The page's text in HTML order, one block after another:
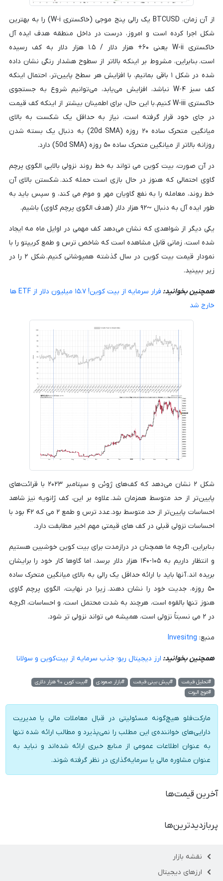
از آن زمان، BTCUSD یک رالی پنج موجی (خاکستری W-i) را به بهترین
شکل اجرا کرده است و امروز، درست در داخل منطقه هدف ایده آل
خاکستری W-ii یعنی ۶۰+ هزار دلار / ۱.۵ هزار دلار به کف رسیده
است. بنابراین، مشروط بر اینکه بالاتر از سطوح هشدار رنگی نشان داده
شده در شکل ۱ باقی بمانیم، با افزایش هر سطح پایین‌تر، احتمال اینکه
کف سبز W-۴ نباشد، افزایش می‌یابد، می‌توانیم شروع به جستجوی
خاکستری W-iii کنیم. با این حال، برای اطمینان بیشتر از اینکه کف قیمت
در جای خود قرار گرفته است، نیاز به حداقل یک شکست به بالای
میانگین متحرک ساده ۲۰ روزه (20d SMA) به دنبال یک بسته شدن
روزانه بالاتر از میانگین متحرک ساده ۵۰ روزه (50d SMA) دارد.
در آن صورت، بیت کوین می تواند به خط روند نزولی بالایی الگوی پرچم
گاوی احتمالی که هنوز در حال بازی است حمله کند. شکستن بالای آن
خط روند، معامله را به نفع گاویان مهر و موم می کند، و سپس باید به
طور ایده آل به دنبال ~۹۲ هزار دلار (هدف الگوی پرچم گاوی) باشیم.
یکی دیگر از شواهدی که نشان می‌دهد کف مهمی در اوایل ماه مه ایجاد
شده است، زمانی قابل مشاهده است که شاخص ترس و طمع کریپتو را با
نمودار قیمت بیت کوین در سال گذشته همپوشانی کنیم. شکل ۲ را در
زیر ببینید.
همچنین بخوانید:
فرار سرمایه از بیت کوین! ۱۵.۷ میلیون دلار از ETF ها
خارج شد
شکل ۲ نشان می‌دهد که کف‌های ژوئن و سپتامبر ۲۰۲۳ با قرائت‌های
پایین‌تر از حد متوسط همزمان شد. علاوه بر این، کف ژانویه نیز شاهد
احساسات پایین‌تر از حد متوسط بود. عدد ترس و طمع ۲ می که ۴۲ بود با
احساسات نزولی قبلی در کف های قیمتی مهم اخیر مطابقت دارد.
بنابراین، اگرچه ما همچنان در درازمدت برای بیت کوین خوشبین هستیم
و انتظار داریم به ۱۰۵-۱۴۰ هزار دلار برسد، اما گاوها کار خود را برایشان
بریده اند. آنها باید با ارائه حداقل یک رالی به بالای میانگین متحرک ساده
۵۰ روزه، جدیت خود را نشان دهند. زیرا در نهایت، الگوی پرچم گاوی
هنوز تنها بالقوه است، هرچند به شدت محتمل است، و احساسات، اگرچه
در ۲ می نسبتاً نزولی است، همیشه می تواند نزولی تر شود.
منبع: Invesitng
همچنین بخوانید: ارز دیجیتال ربو؛ جذب سرمایه از بیت‌کوین و سولانا
#تحلیل قیمت #پیش بینی قیمت #بازار صعودی
#بیت کوین ۹۰ هزار دلاری
#موج الیوت
مارکت‌فلو هیچ‌گونه مسئولیتی در قبال معاملات مالی یا مدیریت
دارایی‌های خواننده‌ی این مطلب را نمی‌پذیرد و مطالب ارائه شده تنها
به عنوان اطلاعات عمومی از منابع خبری ارائه شده‌اند و نباید به
عنوان مشاوره مالی یا سرمایه‌گذاری در نظر گرفته شوند.
آخرین قیمت‌ها
پربازدیدترین‌ها
نقشه بازار
ارزهای دیجیتال